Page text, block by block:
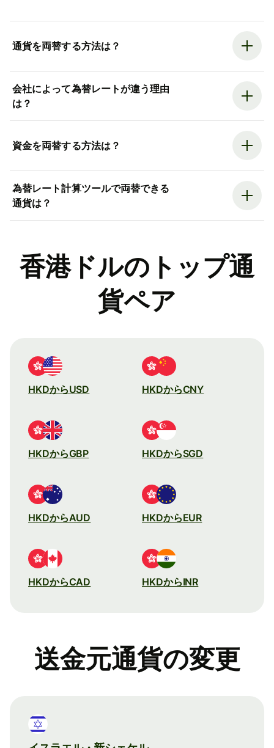
通貨を両替する方法は？
会社によって為替レートが違う理由
は？
資金を両替する方法は？
為替レート計算ツールで両替できる
通貨は？
香港ドルのトップ通
貨ペア
HKDからUSD HKDからCNY
HKDからGBP HKDからSGD
HKDからAUD HKDからEUR
HKDからCAD HKDからINR
送金元通貨の変更